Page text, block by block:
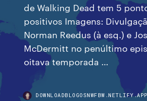
de Walking Dead tem 5
positivos Imagens:
Norman Reedus (à esq.) e
McDermitt no penúltimo
oitava temporada …
DOWNLOADBLOGOSNWFBW.NETLIFY.APP